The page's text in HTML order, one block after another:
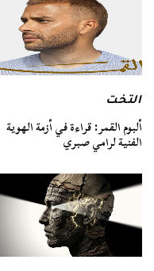
التخت
ألبوم القمر: قراءة في أزمة الهوية
الفنية لرامي صبري